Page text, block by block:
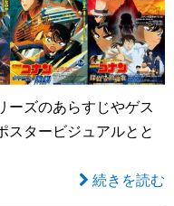
ーズのあらすじやゲス
スタービジュアルとと
続きを読む